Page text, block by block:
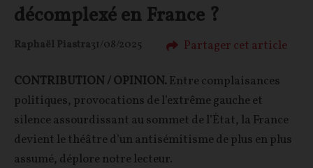
décomplexé en France ?
Raphaël Piastra31/08/2025 Partager cet article
CONTRIBUTION / OPINION.Entre complaisances
politiques, provocations de l’extrême gauche et
silence assourdissant au sommet de l’État, la France
devient le théâtre d’un antisémitisme de plus en plus
assumé, déplore notre lecteur.